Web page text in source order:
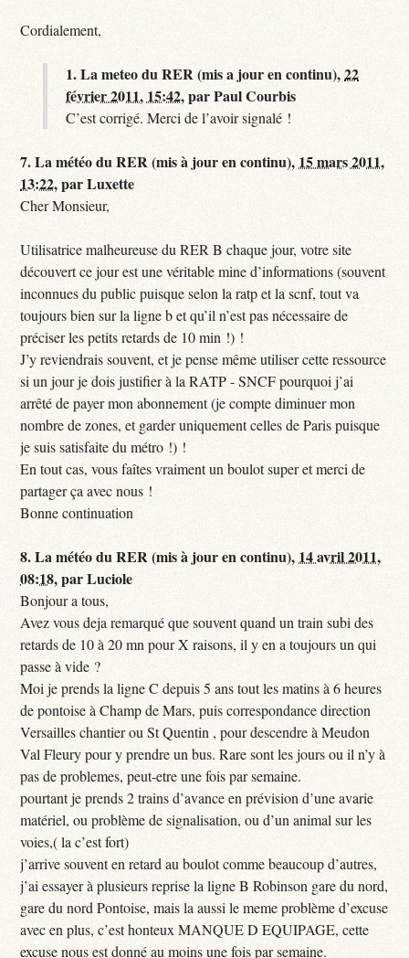
Cordialement,
1.La meteo du RER (mis a jour en continu),22
février 2011, 15:42,parPaul Courbis
C’est corrigé. Merci de l’avoir signalé !
7.La météo du RER (mis à jour en continu), 15 mars 2011,
13:22,parLuxette
Cher Monsieur,
Utilisatrice malheureuse du RER B chaque jour, votre site
découvert ce jour est une véritable mine d’informations (souvent
inconnues du public puisque selon la ratp et la scnf, tout va
toujours bien sur la ligne b et qu’il n’est pas nécessaire de
préciser les petits retards de 10 min !) !
J’y reviendrais souvent, et je pense même utiliser cette ressource
si un jour je dois justifier à la RATP - SNCF pourquoi j’ai
arrêté de payer mon abonnement (je compte diminuer mon
nombre de zones, et garder uniquement celles de Paris puisque
je suis satisfaite du métro !) !
En tout cas, vous faîtes vraiment un boulot super et merci de
partager ça avec nous !
Bonne continuation
8.La météo du RER (mis à jour en continu), 14 avril 2011,
08:18,parLuciole
Bonjour a tous,
Avez vous deja remarqué que souvent quand un train subi des
retards de 10 à 20 mn pour X raisons, il y en a toujours un qui
passe à vide ?
Moi je prends la ligne C depuis 5 ans tout les matins à 6 heures
de pontoise à Champ de Mars, puis correspondance direction
Versailles chantier ou St Quentin , pour descendre à Meudon
Val Fleury pour y prendre un bus. Rare sont les jours ou il n’y à
pas de problemes, peut-etre une fois par semaine.
pourtant je prends 2 trains d’avance en prévision d’une avarie
matériel, ou problème de signalisation, ou d’un animal sur les
voies,( la c’est fort)
j’arrive souvent en retard au boulot comme beaucoup d’autres,
j’ai essayer à plusieurs reprise la ligne B Robinson gare du nord,
gare du nord Pontoise, mais la aussi le meme problème d’excuse
avec en plus, c’est honteux MANQUE D EQUIPAGE, cette
excuse nous est donné au moins une fois par semaine.